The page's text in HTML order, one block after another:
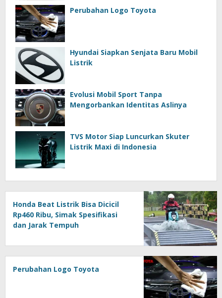
Perubahan Logo Toyota
Hyundai Siapkan Senjata Baru Mobil
Listrik
Evolusi Mobil Sport Tanpa
Mengorbankan Identitas Aslinya
TVS Motor Siap Luncurkan Skuter
Listrik Maxi di Indonesia
Honda Beat Listrik Bisa Dicicil
Rp460 Ribu, Simak Spesifikasi
dan Jarak Tempuh
Perubahan Logo Toyota